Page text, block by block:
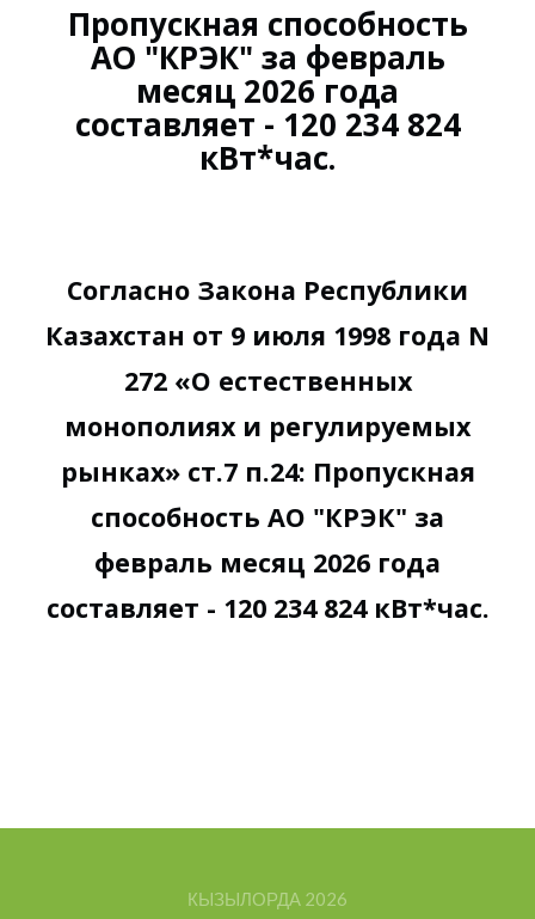
Пропускная способность
АО "КРЭК" за февраль
месяц 2026 года
составляет - 120 234 824
кВт*час.
Согласно Закона Республики
Казахстан от 9 июля 1998 года N
272 «О естественных
монополиях и регулируемых
рынках» ст.7 п.24: Пропускная
способность АО "КРЭК" за
февраль месяц 2026 года
составляет - 120 234 824 кВт*час.
КЫЗЫЛОРДА 2026